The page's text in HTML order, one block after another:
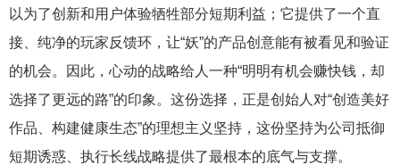
以为了创新和用户体验牺牲部分短期利益；它提供了一个直
接、纯净的玩家反馈环，让“妖”的产品创意能有被看见和验证
的机会。因此，心动的战略给人一种“明明有机会赚快钱，却
选择了更远的路”的印象。这份选择，正是创始人对“创造美好
作品、构建健康生态”的理想主义坚持，这份坚持为公司抵御
短期诱惑、执行长线战略提供了最根本的底气与支撑。